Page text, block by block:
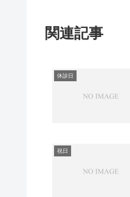
関連記事
休診日
祝日